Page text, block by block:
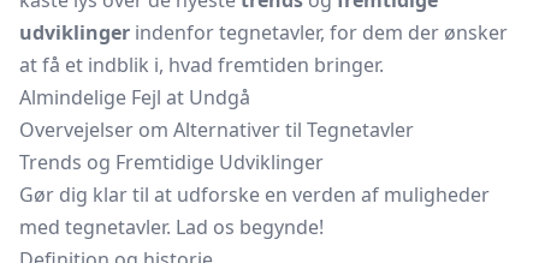
udviklinger indenfor tegnetavler, for dem der ønsker
at få et indblik i, hvad fremtiden bringer.
Almindelige Fejl at Undgå
Overvejelser om Alternativer til Tegnetavler
Trends og Fremtidige Udviklinger
Gør dig klar til at udforske en verden af muligheder
med tegnetavler. Lad os begynde!